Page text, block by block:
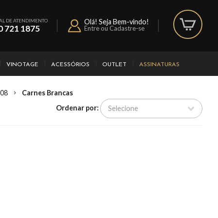
DE ATENDIMENTO
721 1875
Olá! Seja Bem-vindo!
Entre ou Cadastre-se
VINOTAGE ACESSÓRIOS OUTLET ASSINATURAS
Carnes Brancas
Ordenar por: